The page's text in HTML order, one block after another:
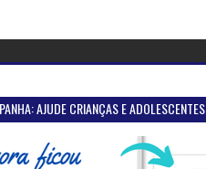
AJUDE CRIANÇAS E ADOLESCENTES